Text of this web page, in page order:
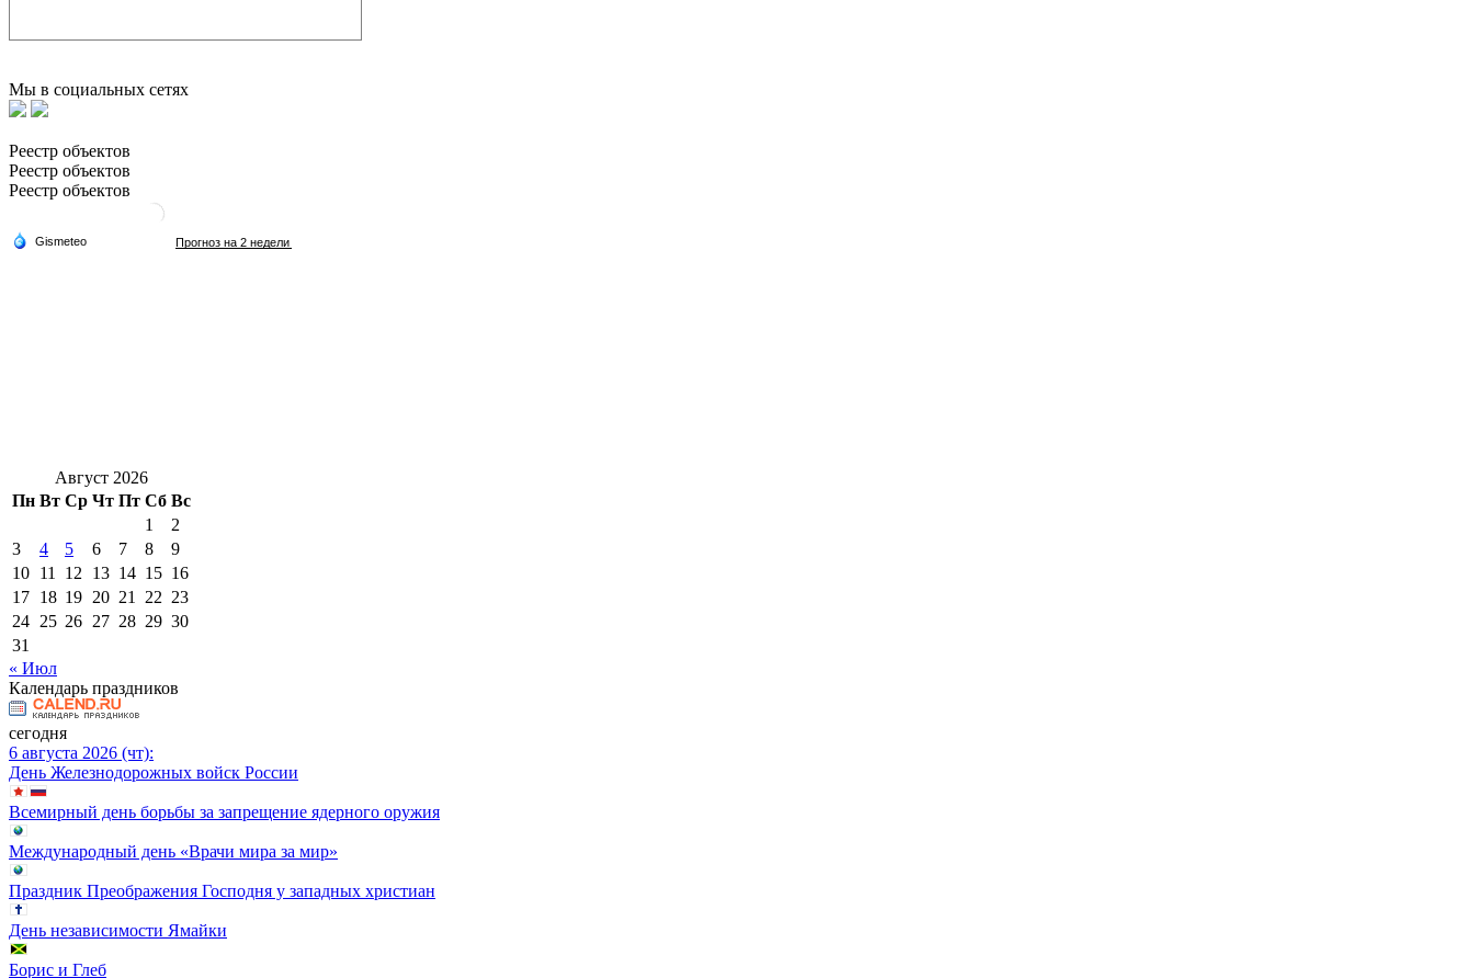
Мы в социальных сетях
Реестр объектов
Реестр объектов
Реестр объектов
Август 2026
Пн Вт Ср Чт Пт Сб Вс
1
2
3
4 5 6 7 8
9
10 11 12 13 14 15 16
17 18 19 20 21 22 23
24 25 26 27 28 29 30
31
« Июл
Календарь праздников
сегодня
6 августа 2026 (чт):
День Железнодорожных войск России
Всемирный день борьбы за запрещение ядерного оружия
Международный день «Врачи мира за мир»
Праздник Преображения Господня у западных христиан
День независимости Ямайки
Борис и Глеб